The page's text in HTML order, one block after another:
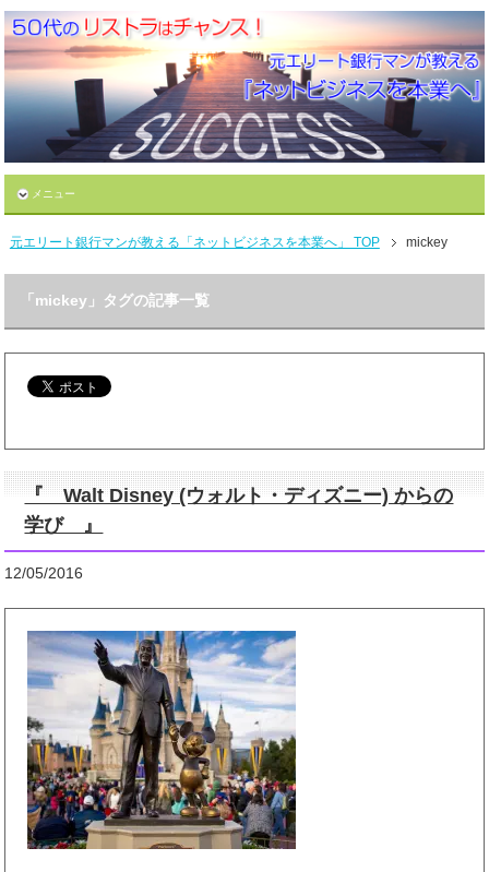
メニュー
元エリート銀行マンが教える「ネットビジネスを本業へ」 TOP mickey
「mickey」タグの記事一覧
『 Walt Disney (ウォルト・ディズニー) からの
学び 』
12/05/2016